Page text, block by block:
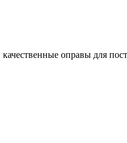
оправы для